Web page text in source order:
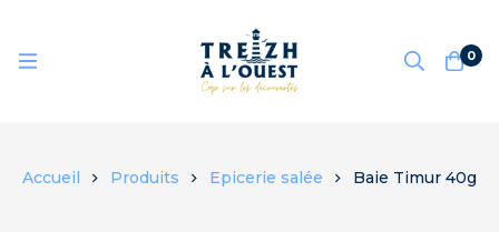
0
Accueil Produits Epicerie salée Baie Timur 40g